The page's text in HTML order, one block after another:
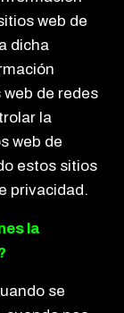
web de
dicha
de redes
la
web de
estos sitios
privacidad.
la
se